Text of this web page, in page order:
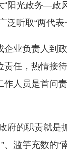
阳光政务—政
泛听取“两代
企业负责人到
责任，热情接
人员是首问
府的职责就是
、滥竽充数的